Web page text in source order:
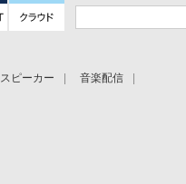
スピーカー
音楽配信